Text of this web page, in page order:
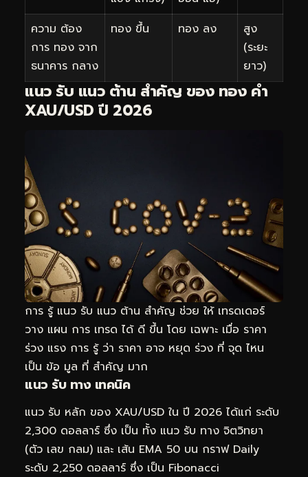
ความ ต้อง
การ ทอง จาก
ธนาคาร กลาง
ทอง ขึ้น ทอง ลง
สูง
(ระยะ
ยาว)
แนว รับ แนว ต้าน สำคัญ ของ ทอง คำ
XAU/USD ปี 2026
การ รู้ แนว รับ แนว ต้าน สำคัญ ช่วย ให้ เทรดเดอร์
วาง แผน การ เทรด ได้ ดี ขึ้น โดย เฉพาะ เมื่อ ราคา
ร่วง แรง การ รู้ ว่า ราคา อาจ หยุด ร่วง ที่ จุด ไหน
เป็น ข้อ มูล ที่ สำคัญ มาก
แนว รับ ทาง เทคนิค
แนว รับ หลัก ของ XAU/USD ใน ปี 2026 ได้แก่ ระดับ
2,300 ดอลลาร์ ซึ่ง เป็น ทั้ง แนว รับ ทาง จิตวิทยา
(ตัว เลข กลม) และ เส้น EMA 50 บน กราฟ Daily
ระดับ 2,250 ดอลลาร์ ซึ่ง เป็น Fibonacci